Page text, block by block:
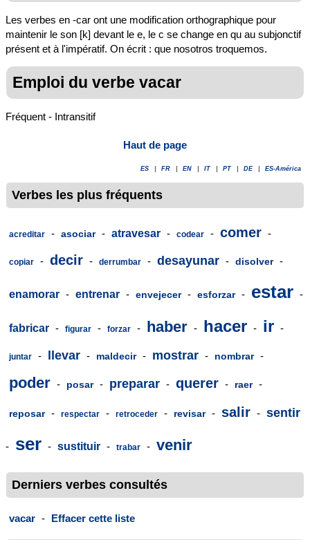
Les verbes en -car ont une modification orthographique pour
maintenir le son [k] devant le e, le c se change en qu au subjonctif
présent et à l'impératif. On écrit : que nosotros troquemos.
Emploi du verbe vacar
Fréquent - Intransitif
Haut de page
ES FR EN IT PT DE ES-América
Verbes les plus fréquents
acreditar - asociar - atravesar - codear - comer -
copiar - decir - derrumbar - desayunar - disolver -
enamorar - entrenar - envejecer - esforzar - estar -
fabricar - figurar - forzar - haber - hacer - ir -
juntar - llevar - maldecir - mostrar - nombrar -
poder - posar - preparar - querer - raer -
reposar - respectar - retroceder - revisar - salir - sentir
- ser - sustituir - trabar - venir
Derniers verbes consultés
vacar - Effacer cette liste